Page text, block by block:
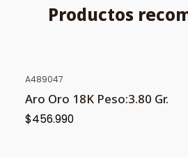
Productos
A489047
Aro Oro 18K Peso:3.80 Gr.
$456.990